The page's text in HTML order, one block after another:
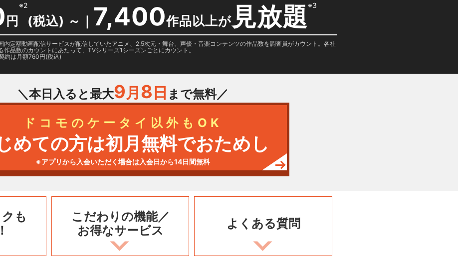
円
※2
(税込) ～ ｜ 7,400作品以上が 見放題※3
内定額動画配信サービスが配信していたアニメ、2.5次元・舞台、声優・音楽コンテンツの作品数を調査員がカウント。各社
品数のカウントにあたって、TVシリーズ1シーズンごとにカウント。
約は月額760円(税込)
＼本日入ると最大9月 8 日 まで無料／
ドコモのケータイ以外もOK
めての方は初月無料でおためし
※アプリから入会いただく場合は入会日から14日間無料
も
こだわりの機能／
お得なサービス
よくある質問